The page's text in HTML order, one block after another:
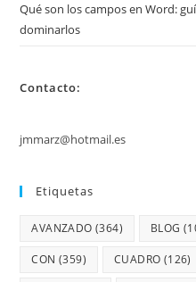
Qué son los campos en Word:
dominarlos
Contacto:
jmmarz@hotmail.es
Etiquetas
AVANZADO (364) BLOG
CON (359) CUADRO (126)